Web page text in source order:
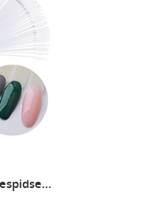
50stk/sæt falske neglespidser fanform fuldkort run...